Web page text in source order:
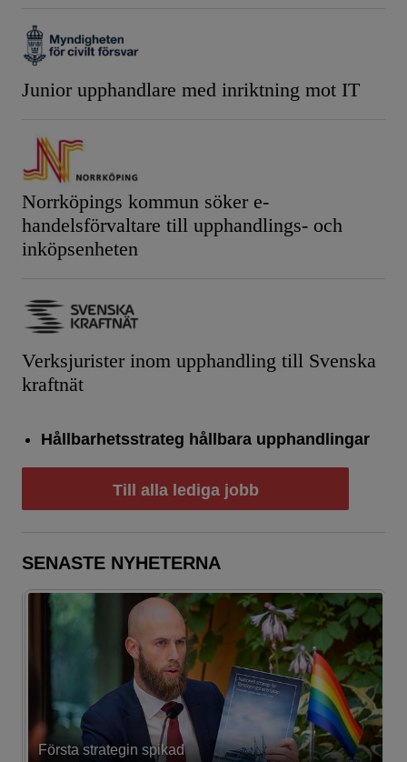
Junior upphandlare med inriktning mot IT
Norrköpings kommun söker e-
handelsförvaltare till upphandlings- och
inköpsenheten
Verksjurister inom upphandling till Svenska
kraftnät
Hållbarhetsstrateg hållbara upphandlingar
Till alla lediga jobb
SENASTE NYHETERNA
Första strategin spikad